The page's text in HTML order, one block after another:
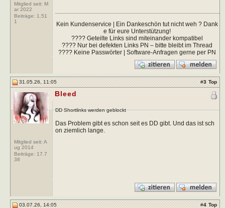
Mitglied seit: M
ar 2022
Beiträge: 1.51
1
Kein Kundenservice | Ein Dankeschön tut nicht weh ? Dank
e für eure Unterstützung!
???? Geteilte Links sind miteinander kompatibel
???? Nur bei defekten Links PN – bitte bleibt im Thread
???? Keine Passwörter | Software-Anfragen gerne per PN
31.05.26, 11:05 #3 Top
Mitglied seit: A
ug 2014
Beiträge: 17.7
38
Bleed
DD Shortlinks werden geblockt
Das Problem gibt es schon seit es DD gibt. Und das ist sch
on ziemlich lange.
03.07.26, 14:05 #4 Top